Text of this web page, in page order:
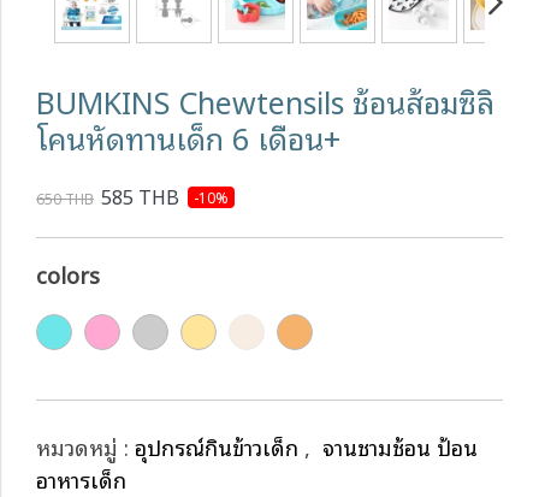
BUMKINS Chewtensils ช้อนส้อมซิลิ
โคนหัดทานเด็ก 6 เดือน+
650 THB 585 THB -10%
colors
หมวดหมู่ : อุปกรณ์กินข้าวเด็ก , จานชามช้อน ป้อน
อาหารเด็ก